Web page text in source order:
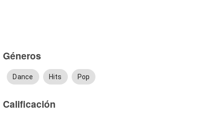
Géneros
Dance Hits Pop
Calificación